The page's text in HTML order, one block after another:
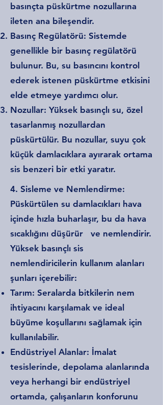
basınçta püskürtme nozullarına
ileten ana bileşendir.
Basınç Regülatörü: Sistemde
genellikle bir basınç regülatörü
bulunur. Bu, su basıncını kontrol
ederek istenen püskürtme etkisini
elde etmeye yardımcı olur.
Nozullar: Yüksek basınçlı su, özel
tasarlanmış nozullardan
püskürtülür. Bu nozullar, suyu çok
küçük damlacıklara ayırarak ortama
sis benzeri bir etki yaratır.
4. Sisleme ve Nemlendirme:
Püskürtülen su damlacıkları hava
içinde hızla buharlaşır, bu da hava
sıcaklığını düşürür ve nemlendirir.
Yüksek basınçlı sis
nemlendiricilerin kullanım alanları
şunları içerebilir:
Tarım: Seralarda bitkilerin nem
ihtiyacını karşılamak ve ideal
büyüme koşullarını sağlamak için
kullanılabilir.
Endüstriyel Alanlar: İmalat
tesislerinde, depolama alanlarında
veya herhangi bir endüstriyel
ortamda, çalışanların konforunu